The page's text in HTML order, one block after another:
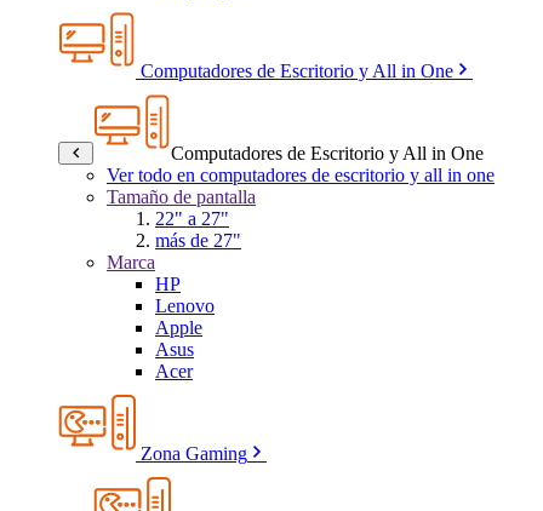
Computadores de Escritorio y All in One
Computadores de Escritorio y All in One
Ver todo en computadores de escritorio y all in one
Tamaño de pantalla
22" a 27"
más de 27"
Marca
HP
Lenovo
Apple
Asus
Acer
Zona Gaming